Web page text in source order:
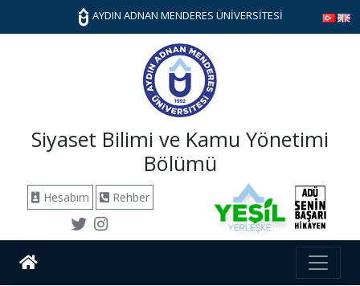
AYDIN ADNAN MENDERES ÜNİVERSİTESİ
Siyaset Bilimi ve Kamu Yönetimi
Bölümü
Hesabım Rehber